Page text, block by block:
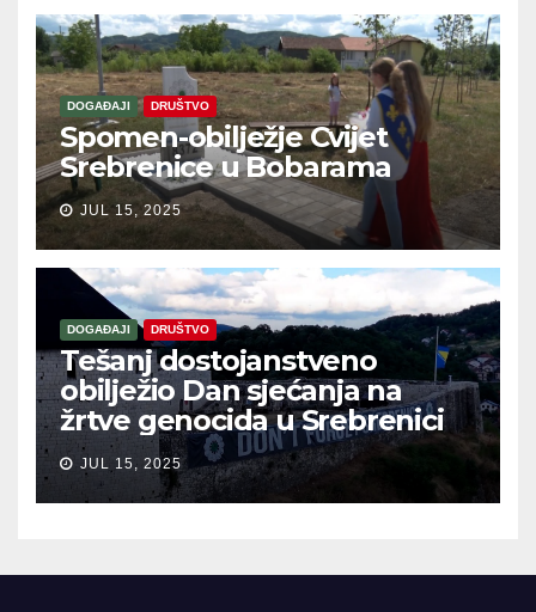
DOGAĐAJI DRUŠTVO
Spomen-obilježje Cvijet
Srebrenice u Bobarama
JUL 15, 2025
DOGAĐAJI DRUŠTVO
Tešanj dostojanstveno
obilježio Dan sjećanja na
žrtve genocida u Srebrenici
JUL 15, 2025